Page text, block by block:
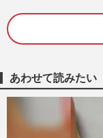
週
週
あわせて読みたい